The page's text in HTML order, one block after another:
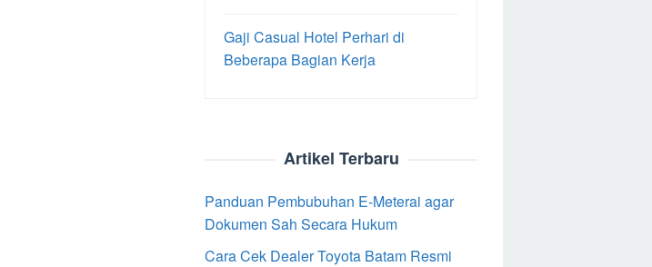
Gaji Casual Hotel Perhari di
Beberapa Bagian Kerja
Artikel Terbaru
Panduan Pembubuhan E-Meterai agar
Dokumen Sah Secara Hukum
Cara Cek Dealer Toyota Batam Resmi